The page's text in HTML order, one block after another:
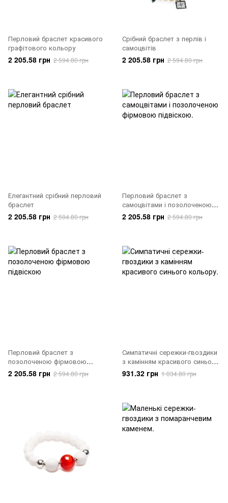
Перловий браслет красивого
графітового кольору
2 205.58 грн 2 594.80 грн
Срібний браслет з перлів і
самоцвітів
2 205.58 грн 2 594.80 грн
Елегантний срібний перловий
браслет
2 205.58 грн 2 594.80 грн
Перловий браслет з
самоцвітами і позолоченою
фірмовою підвіскою.
2 205.58 грн 2 594.80 грн
Перловий браслет з
позолоченою фірмовою
підвіскою
2 205.58 грн 2 594.80 грн
Симпатичні сережки-гвоздики
з камінням красивого синього
кольору.
931.32 грн 1 034.80 грн